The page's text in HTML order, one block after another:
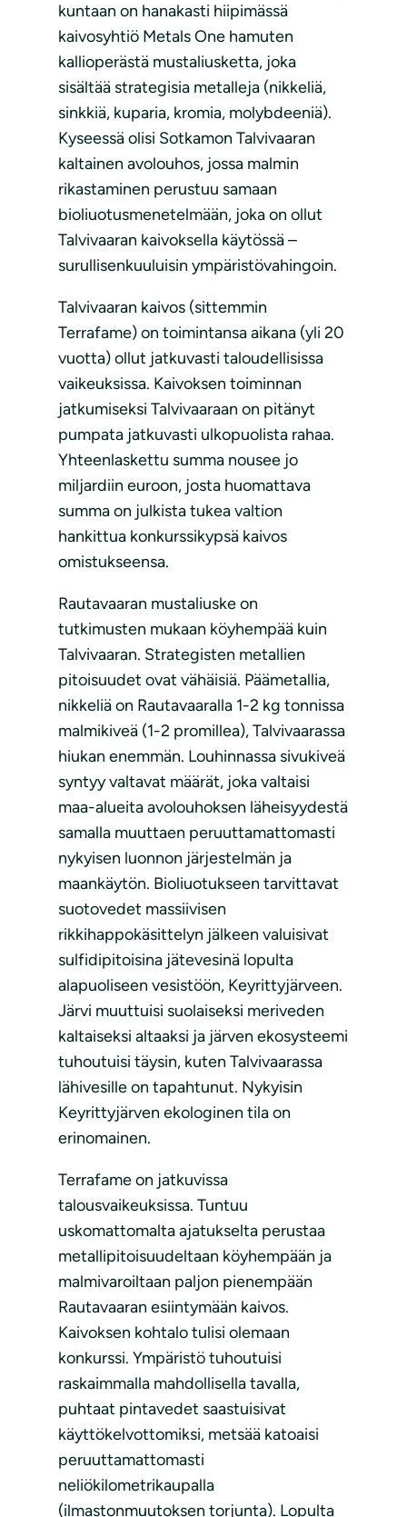
kuntaan on hanakasti hiipimässä
kaivosyhtiö Metals One hamuten
kallioperästä mustaliusketta, joka
sisältää strategisia metalleja (nikkeliä,
sinkkiä, kuparia, kromia, molybdeeniä).
Kyseessä olisi Sotkamon Talvivaaran
kaltainen avolouhos, jossa malmin
rikastaminen perustuu samaan
bioliuotusmenetelmään, joka on ollut
Talvivaaran kaivoksella käytössä –
surullisenkuuluisin ympäristövahingoin.
Talvivaaran kaivos (sittemmin
Terrafame) on toimintansa aikana (yli 20
vuotta) ollut jatkuvasti taloudellisissa
vaikeuksissa. Kaivoksen toiminnan
jatkumiseksi Talvivaaraan on pitänyt
pumpata jatkuvasti ulkopuolista rahaa.
Yhteenlaskettu summa nousee jo
miljardiin euroon, josta huomattava
summa on julkista tukea valtion
hankittua konkurssikypsä kaivos
omistukseensa.
Rautavaaran mustaliuske on
tutkimusten mukaan köyhempää kuin
Talvivaaran. Strategisten metallien
pitoisuudet ovat vähäisiä. Päämetallia,
nikkeliä on Rautavaaralla 1-2 kg tonnissa
malmikiveä (1-2 promillea), Talvivaarassa
hiukan enemmän. Louhinnassa sivukiveä
syntyy valtavat määrät, joka valtaisi
maa-alueita avolouhoksen läheisyydestä
samalla muuttaen peruuttamattomasti
nykyisen luonnon järjestelmän ja
maankäytön. Bioliuotukseen tarvittavat
suotovedet massiivisen
rikkihappokäsittelyn jälkeen valuisivat
sulfidipitoisina jätevesinä lopulta
alapuoliseen vesistöön, Keyrittyjärveen.
Järvi muuttuisi suolaiseksi meriveden
kaltaiseksi altaaksi ja järven ekosysteemi
tuhoutuisi täysin, kuten Talvivaarassa
lähivesille on tapahtunut. Nykyisin
Keyrittyjärven ekologinen tila on
erinomainen.
Terrafame on jatkuvissa
talousvaikeuksissa. Tuntuu
uskomattomalta ajatukselta perustaa
metallipitoisuudeltaan köyhempään ja
malmivaroiltaan paljon pienempään
Rautavaaran esiintymään kaivos.
Kaivoksen kohtalo tulisi olemaan
konkurssi. Ympäristö tuhoutuisi
raskaimmalla mahdollisella tavalla,
puhtaat pintavedet saastuisivat
käyttökelvottomiksi, metsää katoaisi
peruuttamattomasti
neliökilometrikaupalla
(ilmastonmuutoksen torjunta). Lopulta